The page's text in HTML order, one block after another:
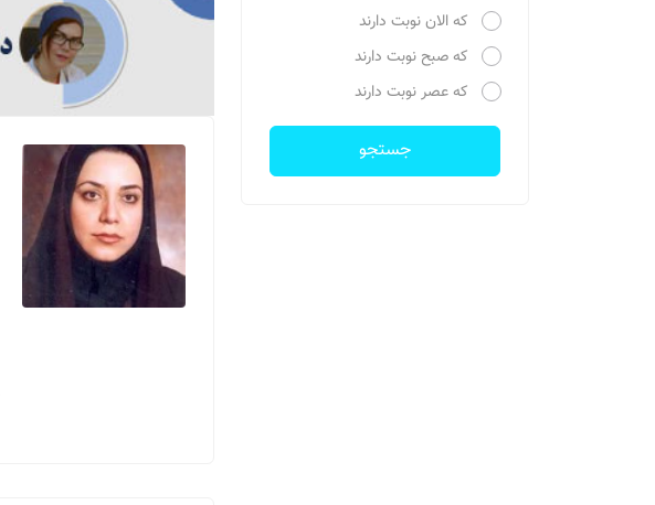
که الان نوبت دارند
که صبح نوبت دارند
که عصر نوبت دارند
جستجو